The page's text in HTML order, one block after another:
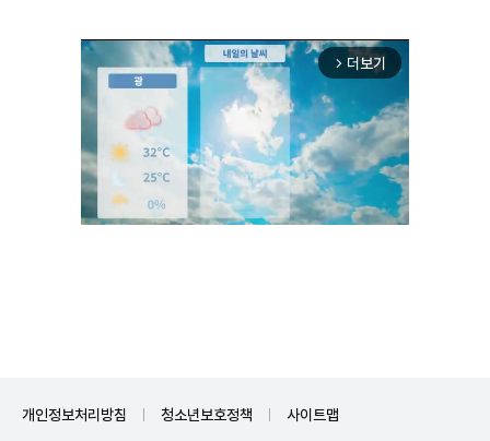
arrow_forward_ios 더보기
개인정보처리방침 청소년보호정책 사이트맵